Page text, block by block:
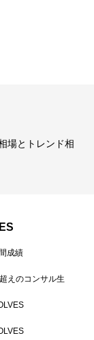
場とトレンド相
成績
えのコンサル生